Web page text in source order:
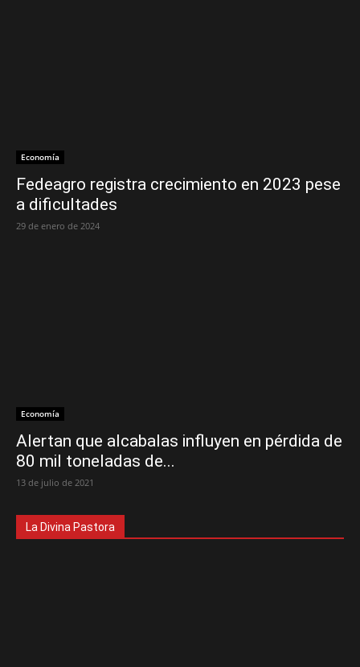
Economía
Fedeagro registra crecimiento en 2023 pese
a dificultades
29 de enero de 2024
Economía
Alertan que alcabalas influyen en pérdida de
80 mil toneladas de...
13 de julio de 2021
La Divina Pastora